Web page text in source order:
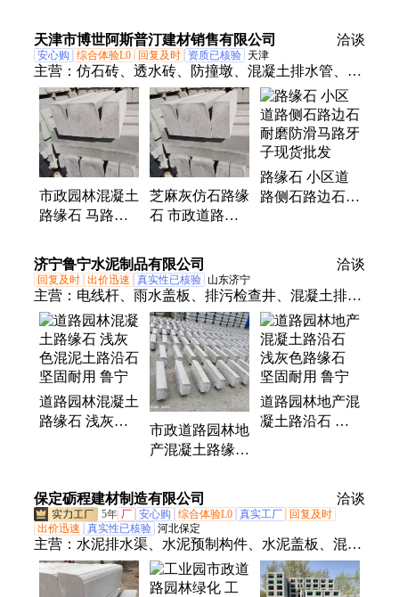
通体平石
小区道路渗水砖
通进建材
方便 西班牙道
板砖
天津市博世阿斯普汀建材销售有限公司 洽谈
安心购 综合体验L0 回复及时 资质已核验 天津
主营： 仿石砖、透水砖、防撞墩、混凝土排水管、混
凝土检查井、水泥护坡砖、六角空心植草砖
市政园林混凝土
路缘石 马路边
多规格发货快能
定制
芝麻灰仿石路缘
石 市政道路直
园林景观混凝土
路沿石
路缘石 小区道
路侧石路边石
济宁鲁宁水泥制品有限公司
洽谈
回复及时 出价迅速 真实性已核验 山东济宁
主营： 电线杆、雨水盖板、排污检查井、混凝土排水
管、混凝土污水井、混凝土雨水井、地铺路沿石、圆
孔排水管、水泥盖沟板、插口水泥管、圆形雨水井、
钢筋排污管、预制检查井、成品检查井、污水排放
管、圆形水泥盖板、装配式雨水井、水泥雨水篦子、
灌注桩排水管、预制排水管道、装配式检查井、道路
建设水泥管
道路园林混凝土
路缘石 浅灰色
市政道路园林地
产混凝土路缘石
沿石 坚固实用
道路园林地产混
凝土路沿石 浅
保定砺程建材制造有限公司 洽谈
5年 厂 安心购 综合体验L0 真实工厂
回复及时
出价迅速
真实性已核验 河北保定
主营： 水泥排水渠、水泥预制构件、水泥盖板、混凝
土制品、混凝土模块、水泥流水槽、预制排水沟、路
沿石、铸铁井盖、检查井模块砖、光伏墩、路灯基